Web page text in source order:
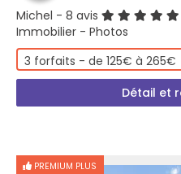
Michel - 8 avis
Immobilier - Photos
3 forfaits - de 125€ à 265€
Détail et
PREMIUM PLUS